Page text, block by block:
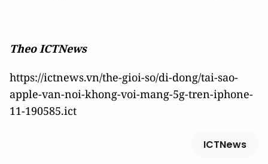
Theo ICTNews
https://ictnews.vn/the-gioi-so/di-dong/tai-sao-
apple-van-noi-khong-voi-mang-5g-tren-iphone-
11-190585.ict
ICTNews